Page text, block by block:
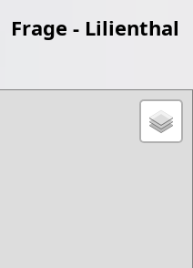
Frage - Lilienthal